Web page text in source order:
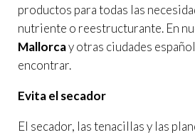
productos para todas las
nutriente o reestructurante. En
Mallorcay otras ciudades
encontrar.
Evita el secador
El secador, las tenacillas y las